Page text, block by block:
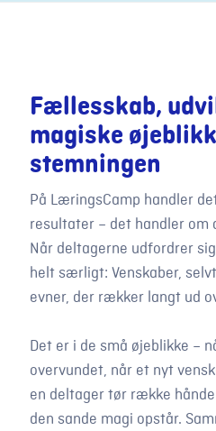
Fællesskab,
magiske
stemningen
På LæringsCamp handler
resultater – det handler om
Når deltagerne udfordrer
helt særligt: Venskaber,
evner, der rækker langt ud
Det er i de små øjeblikke –
overvundet, når et nyt
en deltager tør række
den sande magi opstår.